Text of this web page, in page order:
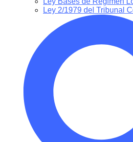
Ley 2/1979 del Tribunal